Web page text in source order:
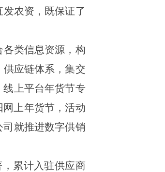
农资，既保证了
类信息资源，构
应链体系，集交
线上平台年货节专
网上年货节，活动
就推进数字供销
累计入驻供应商